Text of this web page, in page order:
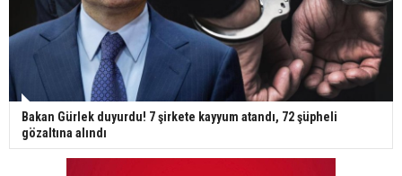
Bakan Gürlek duyurdu! 7 şirkete kayyum atandı, 72 şüpheli
gözaltına alındı